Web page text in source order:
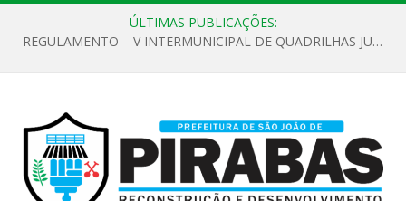
ÚLTIMAS PUBLICAÇÕES:
REGULAMENTO – V INTERMUNICIPAL DE QUADRILHAS JUNINAS 2026